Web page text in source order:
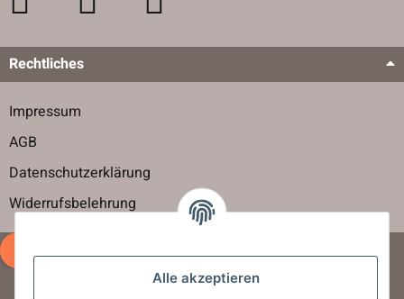
Alle akzeptieren
Rechtliches
Impressum
AGB
Datenschutzerklärung
Widerrufsbelehrung
Vertrag widerrufen